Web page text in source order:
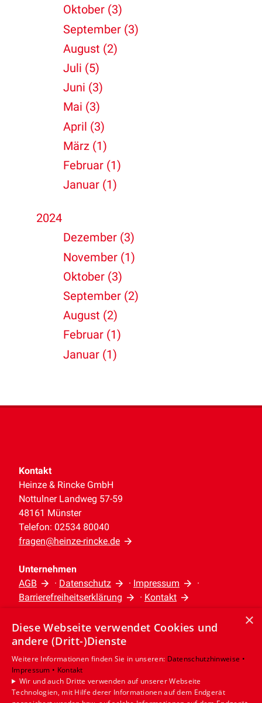
Oktober (3)
September (3)
August (2)
Juli (5)
Juni (3)
Mai (3)
April (3)
März (1)
Februar (1)
Januar (1)
2024
Dezember (3)
November (1)
Oktober (3)
September (2)
August (2)
Februar (1)
Januar (1)
Kontakt
Heinze & Rincke GmbH
Nottulner Landweg 57-59
48161 Münster
Telefon: 02534 80040
fragen@heinze-rincke.de
Unternehmen
AGB
· Datenschutz · Impressum
·
Barrierefreiheitserklärung
· Kontakt
Leistungen
Privatkunden
Gewerbekunden
Karriere
Unternehmen
×
Diese Webseite verwendet Cookies und
andere (Dritt-)Dienste
Weitere Informationen finden Sie in unseren: Datenschutzhinweise •
Impressum • Kontakt
Wir und auch Dritte verwenden auf unserer Webseite
Technologien, mit Hilfe derer Informationen auf dem Endgerät